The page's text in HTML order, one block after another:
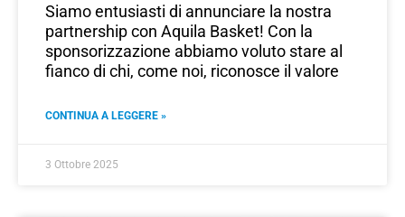
Siamo entusiasti di annunciare la nostra
partnership con Aquila Basket! Con la
sponsorizzazione abbiamo voluto stare al
fianco di chi, come noi, riconosce il valore
CONTINUA A LEGGERE »
3 Ottobre 2025